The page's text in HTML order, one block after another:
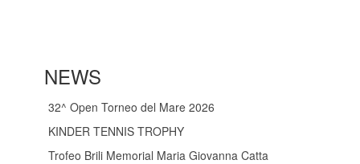
NEWS
32^ Open Torneo del Mare 2026
KINDER TENNIS TROPHY
Trofeo Brili Memorial Maria Giovanna Catta